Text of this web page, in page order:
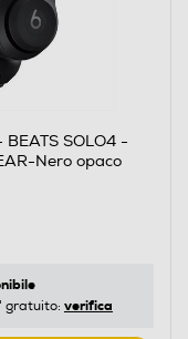
BEATS SOLO4 -
Nero opaco
gratuito: verifica